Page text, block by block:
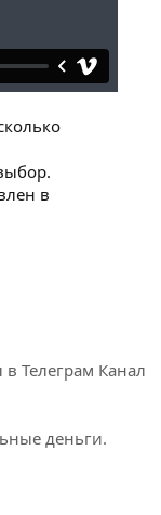
в
в Телеграм Канал
деньги.